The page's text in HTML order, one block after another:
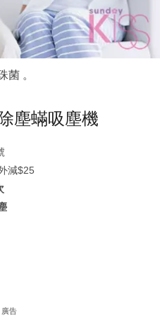
菌 。
塵蟎吸塵機
減$25
廣告